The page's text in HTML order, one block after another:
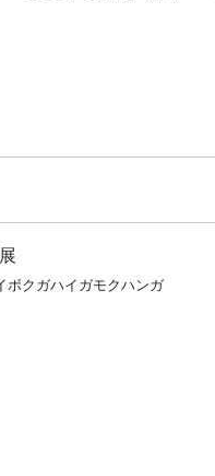
ボクガハイガモクハンガ